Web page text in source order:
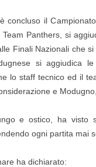
concluso il
Panthers, si
Finali Nazionali che
si aggiudica
lo staff tecnico ed il
e
e ostico, ha visto
ogni partita mai
ha dichiarato: